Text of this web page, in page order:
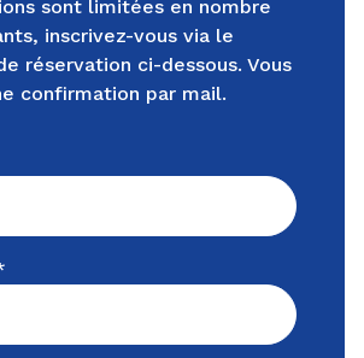
sont limitées en nombre
inscrivez-vous via le
réservation ci-dessous. Vous
confirmation par mail.